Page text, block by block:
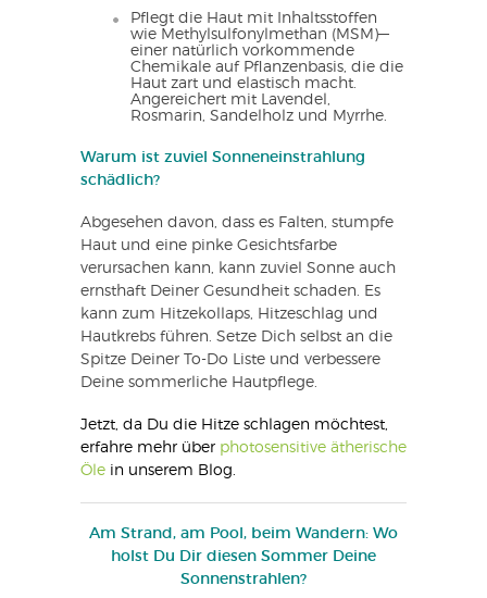
Pflegt die Haut mit Inhaltsstoffen
wie Methylsulfonylmethan (MSM)—
einer natürlich vorkommende
Chemikale auf Pflanzenbasis, die die
Haut zart und elastisch macht.
Angereichert mit Lavendel,
Rosmarin, Sandelholz und Myrrhe.
Warum ist zuviel Sonneneinstrahlung
schädlich?
Abgesehen davon, dass es Falten, stumpfe
Haut und eine pinke Gesichtsfarbe
verursachen kann, kann zuviel Sonne auch
ernsthaft Deiner Gesundheit schaden. Es
kann zum Hitzekollaps, Hitzeschlag und
Hautkrebs führen. Setze Dich selbst an die
Spitze Deiner To-Do Liste und verbessere
Deine sommerliche Hautpflege.
Jetzt, da Du die Hitze schlagen möchtest,
erfahre mehr über photosensitive ätherische
Öle in unserem Blog.
Am Strand, am Pool, beim Wandern: Wo
holst Du Dir diesen Sommer Deine
Sonnenstrahlen?